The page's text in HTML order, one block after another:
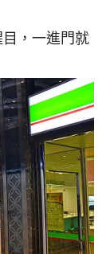
，一進門就